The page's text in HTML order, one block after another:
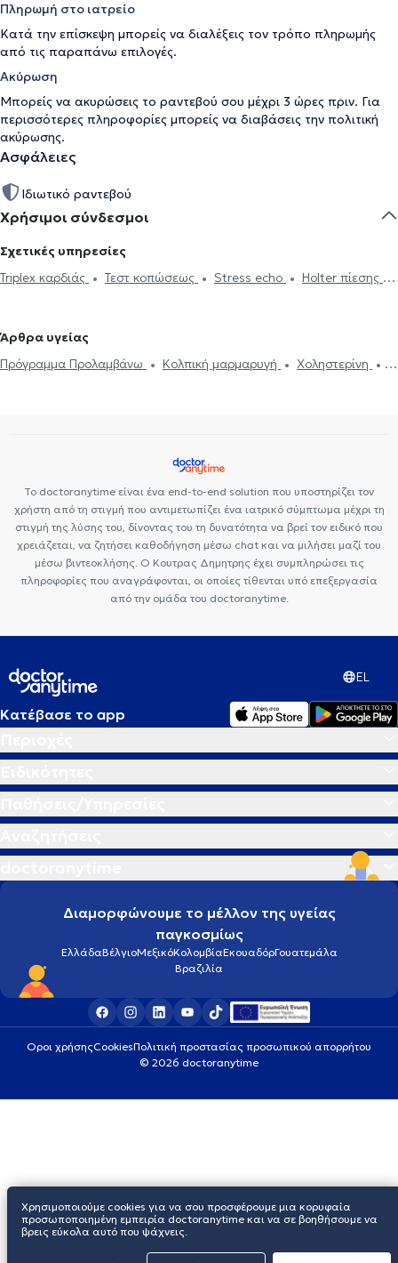
Πληρωμή στο ιατρείο
Κατά την επίσκεψη μπορείς να διαλέξεις τον τρόπο πληρωμής
από τις παραπάνω επιλογές.
Ακύρωση
Μπορείς να ακυρώσεις το ραντεβού σου μέχρι 3 ώρες πριν. Για
περισσότερες πληροφορίες μπορείς να διαβάσεις την πολιτική
ακύρωσης.
Ασφάλειες
Ιδιωτικό ραντεβού
Χρήσιμοι σύνδεσμοι
Σχετικές υπηρεσίες
Triplex καρδιάς
Τεστ κοπώσεως Stress echo
Holter πίεσης
έλεγχος
'Eμφραγμα συμπτώματα
στήθος
Πνευμονική υπέρταση
Μυοκαρδιοπάθεια
Άρθρα υγείας
Πρόγραμμα Προλαμβάνω
Κολπική μαρμαρυγή
Χοληστερίνη
Το doctoranytime είναι ένα end-to-end solution που υποστηρίζει τον
χρήστη από τη στιγμή που αντιμετωπίζει ένα ιατρικό σύμπτωμα μέχρι τη
στιγμή της λύσης του, δίνοντας του τη δυνατότητα να βρεί τον ειδικό που
χρειάζεται, να ζητήσει καθοδήγηση μέσω chat και να μιλήσει μαζί του
μέσω βιντεοκλήσης. Ο Κουτρας Δημητρης έχει συμπληρώσει τις
πληροφορίες που αναγράφονται, οι οποίες τίθενται υπό επεξεργασία
από την ομάδα του doctoranytime.
EL
Κατέβασε το app
Διαμορφώνουμε το μέλλον της υγείας
παγκοσμίως
ΕλλάδαΒέλγιοΜεξικόΚολομβίαΕκουαδόρΓουατεμάλα
Βραζιλία
Οροι χρήσηςCookiesΠολιτική προστασίας προσωπικού απορρήτου
© 2026 doctoranytime
Χρησιμοποιούμε cookies για να σου προσφέρουμε μια κορυφαία
προσωποποιημένη εμπειρία doctoranytime και να σε βοηθήσουμε να
βρεις εύκολα αυτό που ψάχνεις.